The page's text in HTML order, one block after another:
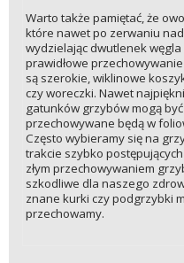
Warto także pamiętać, że
które nawet po zerwaniu
wydzielając dwutlenek
prawidłowe
są szerokie, wiklinowe
czy woreczki. Nawet
gatunków grzybów mogą
przechowywane będą w
Często wybieramy się na
trakcie szybko
złym przechowywaniem
szkodliwe dla naszego
znane kurki czy podgrzybki
przechowamy.